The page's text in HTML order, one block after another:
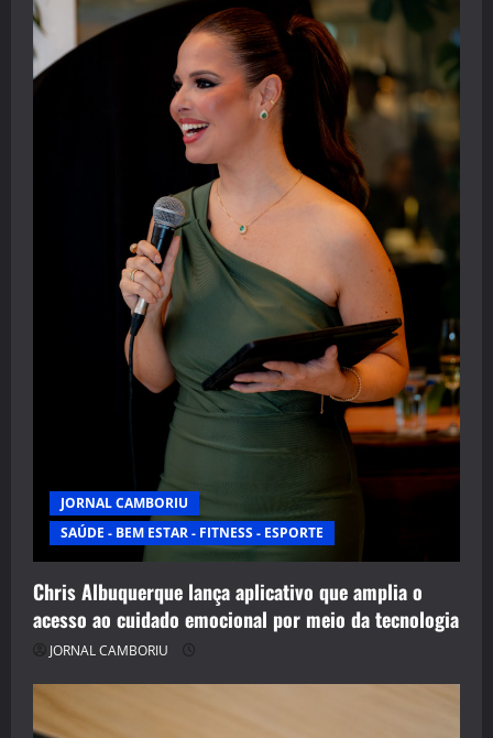
JORNAL CAMBORIU
SAÚDE - BEM ESTAR - FITNESS - ESPORTE
Chris Albuquerque lança aplicativo que amplia o
acesso ao cuidado emocional por meio da tecnologia
JORNAL CAMBORIU